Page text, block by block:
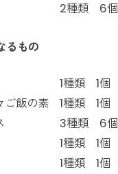
2種類 6個
るもの
種類 1個
ご飯の素 1種類 1個
ース 3種類 6個
1種類 1個
ー 1種類 1個